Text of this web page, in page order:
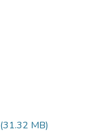
(31.32 MB)